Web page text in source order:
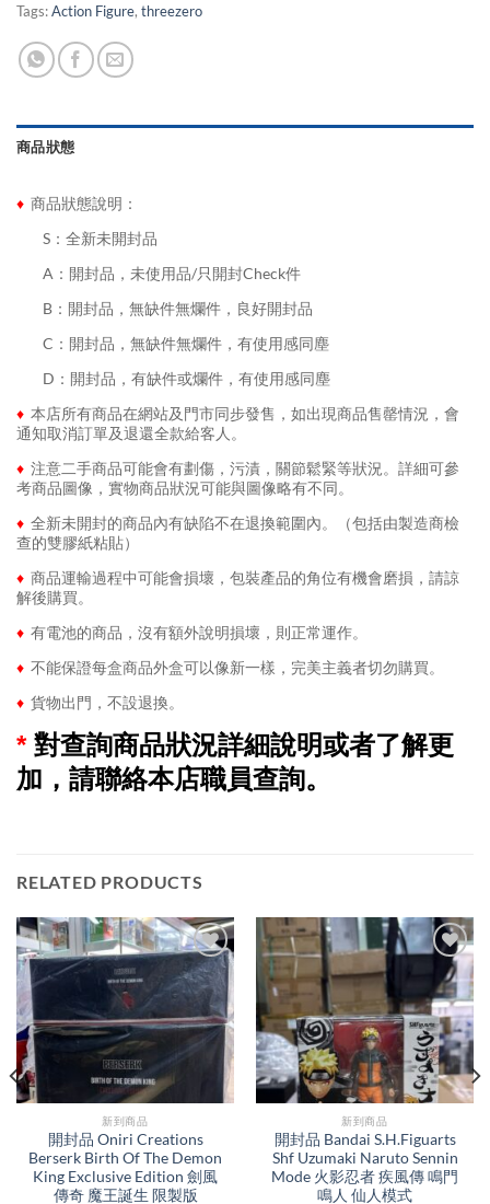
Tags:Action Figure, threezero
商品狀態
♦ 商品狀態說明：
S：全新未開封品
A：開封品，未使用品/只開封Check件
B：開封品，無缺件無爛件，良好開封品
C：開封品，無缺件無爛件，有使用感同塵
D：開封品，有缺件或爛件，有使用感同塵
♦ 本店所有商品在網站及門市同步發售，如出現商品售罄情況，會
通知取消訂單及退還全款給客人。
♦ 注意二手商品可能會有劃傷，污漬，關節鬆緊等狀況。詳細可參
考商品圖像，實物商品狀況可能與圖像略有不同。
♦ 全新未開封的商品內有缺陷不在退換範圍內。（包括由製造商檢
查的雙膠紙粘貼）
♦ 商品運輸過程中可能會損壞，包裝產品的角位有機會磨損，請諒
解後購買。
♦ 有電池的商品，沒有額外說明損壞，則正常運作。
♦ 不能保證每盒商品外盒可以像新一樣，完美主義者切勿購買。
♦ 貨物出門，不設退換。
* 對查詢商品狀況詳細說明或者了解更
加，請聯絡本店職員查詢。
RELATED PRODUCTS
新到商品​
開封品 Oniri Creations
Berserk Birth Of The Demon
King Exclusive Edition 劍風
傳奇 魔王誕生 限製版
新到商品​
開封品 Bandai S.H.Figuarts
Shf Uzumaki Naruto Sennin
Mode 火影忍者 疾風傳 鳴門
鳴人 仙人模式